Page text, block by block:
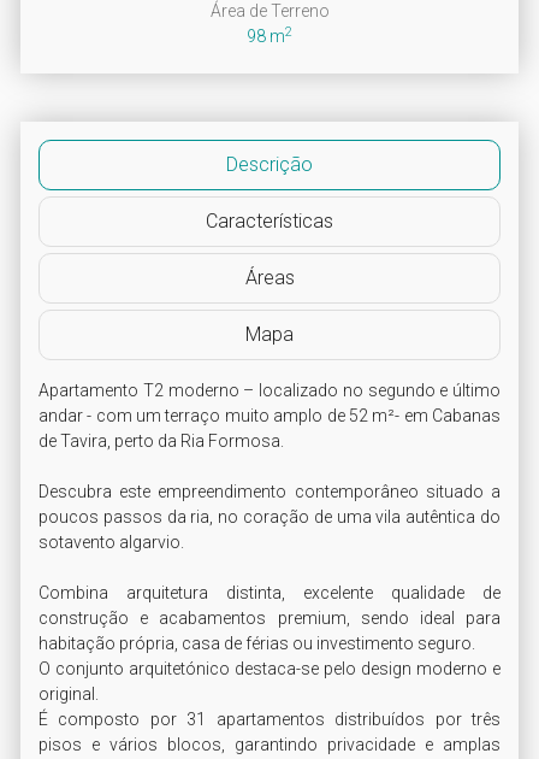
Área de Terreno
98 m2
Descrição
Características
Áreas
Mapa
Apartamento T2 moderno – localizado no segundo e último
andar - com um terraço muito amplo de 52 m²- em Cabanas
de Tavira, perto da Ria Formosa.
Descubra este empreendimento contemporâneo situado a
poucos passos da ria, no coração de uma vila autêntica do
sotavento algarvio.
Combina arquitetura distinta, excelente qualidade de
construção e acabamentos premium, sendo ideal para
habitação própria, casa de férias ou investimento seguro.
O conjunto arquitetónico destaca-se pelo design moderno e
original.
É composto por 31 apartamentos distribuídos por três
pisos e vários blocos, garantindo privacidade e amplas